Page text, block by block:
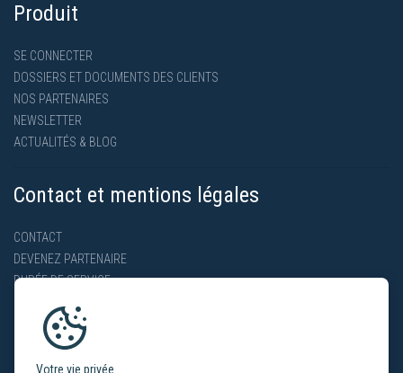
Produit
SE CONNECTER
DOSSIERS ET DOCUMENTS DES CLIENTS
NOS PARTENAIRES
NEWSLETTER
ACTUALITÉS & BLOG
Contact et mentions légales
CONTACT
DEVENEZ PARTENAIRE
DURÉE DE SERVICE
Votre vie privée